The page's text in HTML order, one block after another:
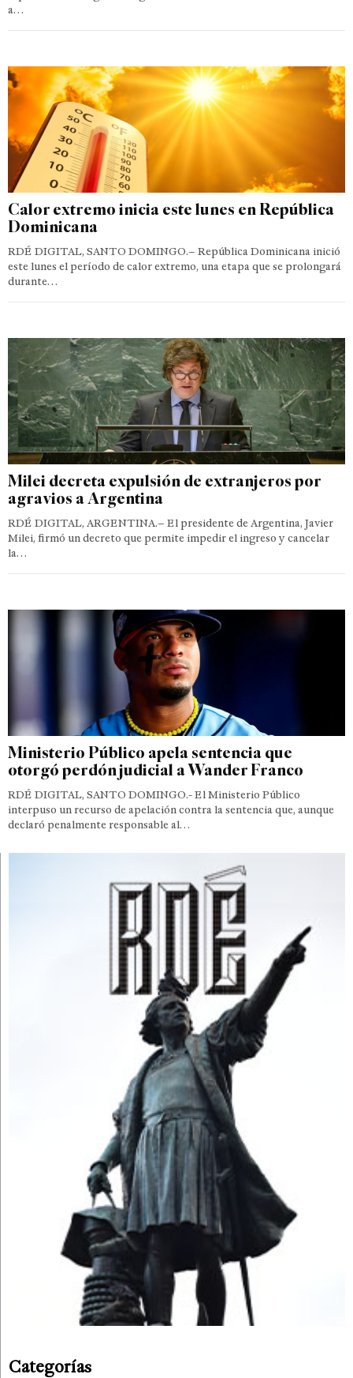
a…
Calor extremo inicia este lunes en República
Dominicana
RDÉ DIGITAL, SANTO DOMINGO.– República Dominicana inició
este lunes el período de calor extremo, una etapa que se prolongará
durante…
Milei decreta expulsión de extranjeros por
agravios a Argentina
RDÉ DIGITAL, ARGENTINA.– El presidente de Argentina, Javier
Milei, firmó un decreto que permite impedir el ingreso y cancelar
la…
Ministerio Público apela sentencia que
otorgó perdón judicial a Wander Franco
RDÉ DIGITAL, SANTO DOMINGO.- El Ministerio Público
interpuso un recurso de apelación contra la sentencia que, aunque
declaró penalmente responsable al…
Categorías